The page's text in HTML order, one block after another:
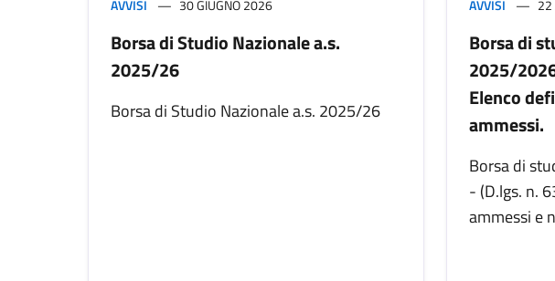
AVVISI 30 GIUGNO 2026
Borsa di Studio Nazionale a.s.
2025/26
Borsa di Studio Nazionale a.s. 2025/26
AVVISI 22
Borsa di
2025/
Elenco
ammessi.
Borsa di
- (D.lgs. n.
ammessi e